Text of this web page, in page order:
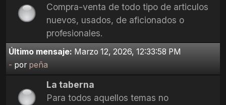
Compra-venta de todo tipo de articulos
nuevos, usados, de aficionados o
profesionales.
Último mensaje: Marzo 12, 2026, 12:33:58 PM
- por peña
La taberna
Para todos aquellos temas no